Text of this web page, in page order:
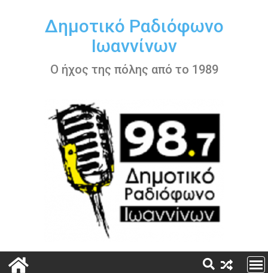
περιεχόμενοΔημοτικό Ραδιόφωνο
Ιωαννίνων
Ο ήχος της πόλης από το 1989